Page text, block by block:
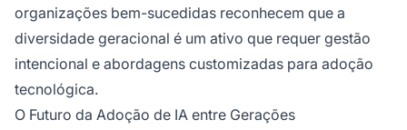
organizações bem-sucedidas reconhecem que a
diversidade geracional é um ativo que requer gestão
intencional e abordagens customizadas para adoção
tecnológica.
O Futuro da Adoção de IA entre Gerações